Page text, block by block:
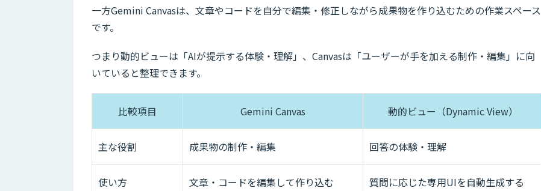
一方Gemini Canvasは、文章やコードを自分で編集・修正しながら成果物を作り込むための作業スペース
です。
つまり動的ビューは「AIが提示する体験・理解」、Canvasは「ユーザーが手を加える制作・編集」に向
いていると整理できます。
比較項目 Gemini Canvas 動的ビュー（Dynamic View）
主な役割 成果物の制作・編集 回答の体験・理解
使い方 文章・コードを編集して作り込む 質問に応じた専用UIを自動生成する